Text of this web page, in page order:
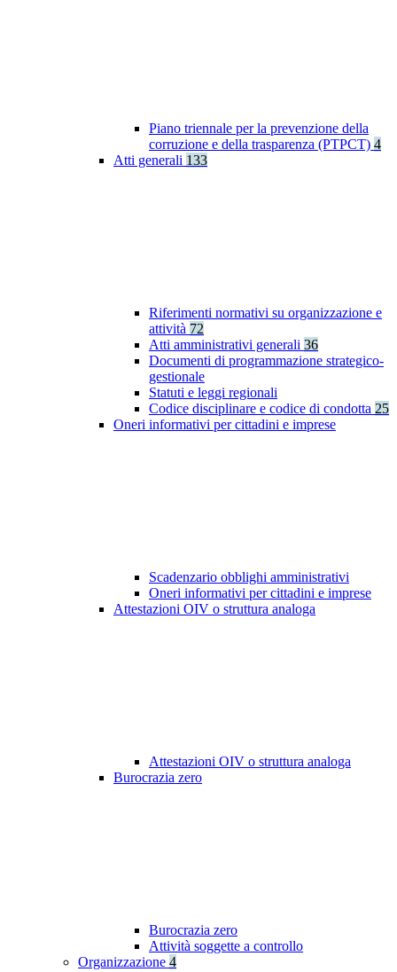
Piano triennale per la prevenzione della
corruzione e della trasparenza (PTPCT) 4
Atti generali 133
Riferimenti normativi su organizzazione e
attività 72
Atti amministrativi generali 36
Documenti di programmazione strategico-
gestionale
Statuti e leggi regionali
Codice disciplinare e codice di condotta 25
Oneri informativi per cittadini e imprese
Scadenzario obblighi amministrativi
Oneri informativi per cittadini e imprese
Attestazioni OIV o struttura analoga
Attestazioni OIV o struttura analoga
Burocrazia zero
Burocrazia zero
Attività soggette a controllo
Organizzazione 4